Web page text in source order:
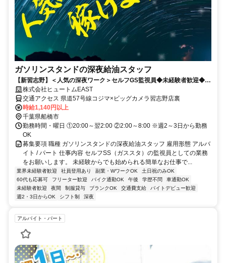
ガソリンスタンドの深夜給油スタッフ
【新習志野】＜人気の深夜ワーク＞セルフGS監視員◆未経験者歓迎◆幅
広い世代活躍中！◆副業も◎
株式会社ヒュートムEAST
交通アクセス 県道57号線コジマ×ビッグカメラ習志野店裏
時給1,140円以上
千葉県船橋市
勤務時間・曜日 ①20:00～翌2:00 ②2:00～8:00 ※週2～3日から勤務
OK
募集要項 職種 ガソリンスタンドの深夜給油スタッフ 雇用形態 アルバ
イト / パート 仕事内容 セルフSS（ガススタ）の監視員としての業務
をお願いします。 未経験からでも始められる簡単なお仕事で...
業界未経験者歓迎 社員登用あり 副業・WワークOK
土日祝のみOK
60代も応募可
フリーター歓迎 バイク通勤OK 午後 学歴不問
車通勤OK
未経験者歓迎
夜間 制服貸与 ブランクOK 交通費支給
バイトデビュー歓迎
週2・3日からOK
シフト制 深夜
アルバイト・パート